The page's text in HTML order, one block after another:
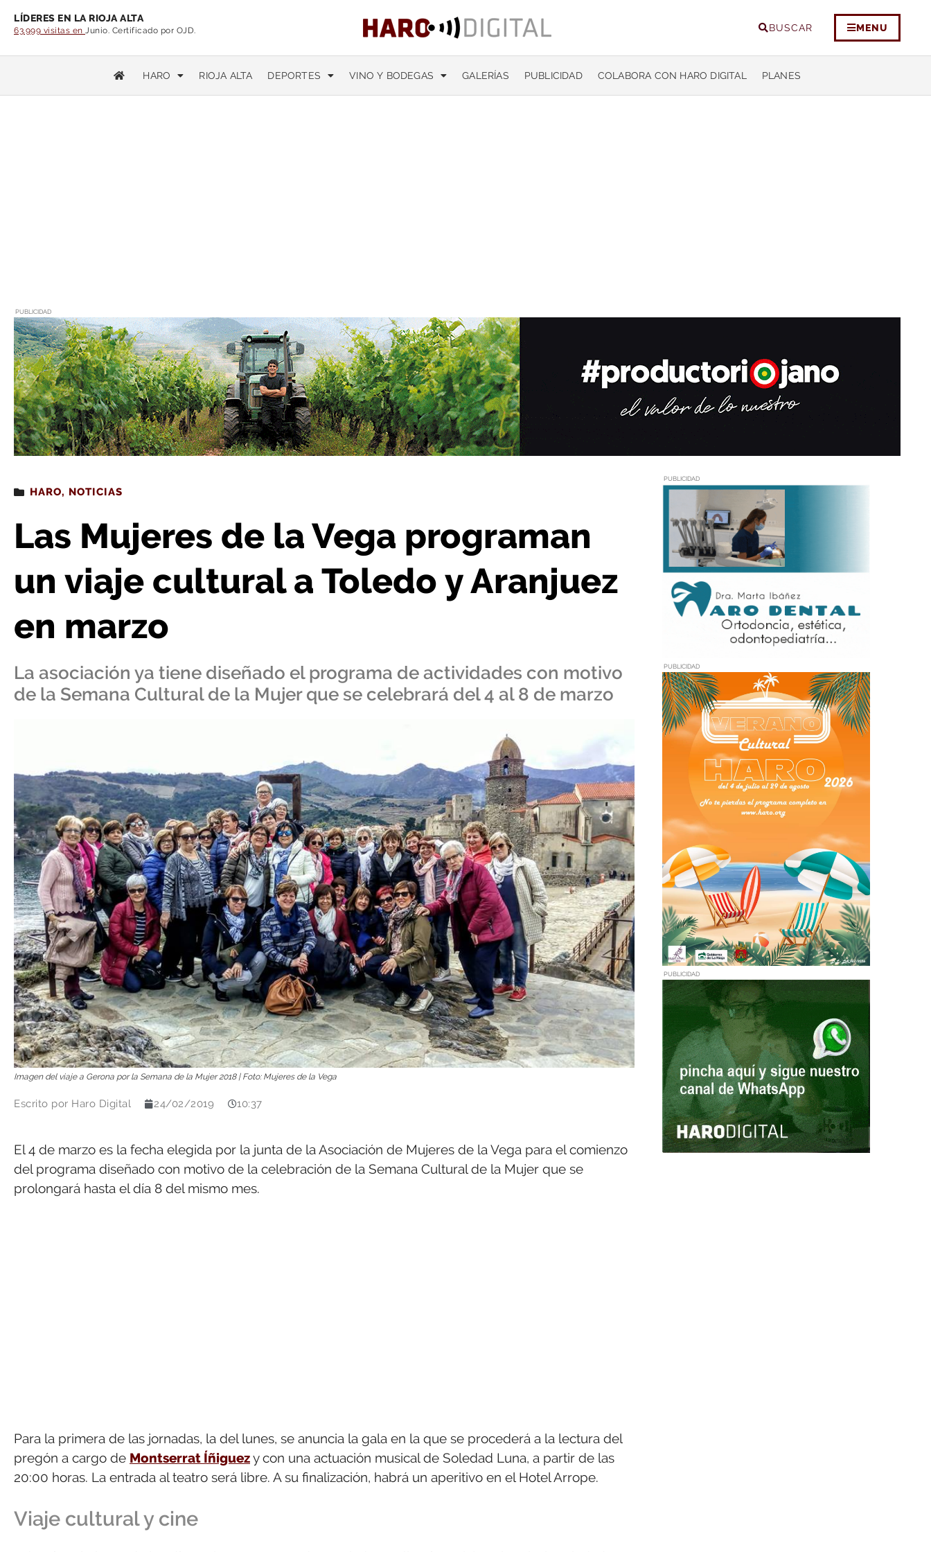
LÍDERES EN LA RIOJA ALTA
63.999 visitas en Junio. Certificado por OJD. BUSCAR MENU
HARO RIOJA ALTA DEPORTES VINO Y BODEGAS GALERÍAS PUBLICIDAD COLABORA CON HARO DIGITAL PLANES
PUBLICIDAD
Estás leyendo: Las Mujeres de la Vega programan un viaje cultural a Toledo y Aranjuez en marzo
HARO, NOTICIAS
Las Mujeres de la Vega programan
un viaje cultural a Toledo y Aranjuez
en marzo
La asociación ya tiene diseñado el programa de actividades con motivo
de la Semana Cultural de la Mujer que se celebrará del 4 al 8 de marzo
Imagen del viaje a Gerona por la Semana de la Mujer 2018 | Foto: Mujeres de la Vega
Escrito por Haro Digital 24/02/2019 10:37
El 4 de marzo es la fecha elegida por la junta de la Asociación de Mujeres de la Vega para el comienzo
del programa diseñado con motivo de la celebración de la Semana Cultural de la Mujer que se
prolongará hasta el día 8 del mismo mes.
Para la primera de las jornadas, la del lunes, se anuncia la gala en la que se procederá a la lectura del
pregón a cargo de Montserrat Íñiguezy con una actuación musical de Soledad Luna, a partir de las
20:00 horas. La entrada al teatro será libre. A su finalización, habrá un aperitivo en el Hotel Arrope.
Viaje cultural y cine
PUBLICIDAD
PUBLICIDAD
PUBLICIDAD